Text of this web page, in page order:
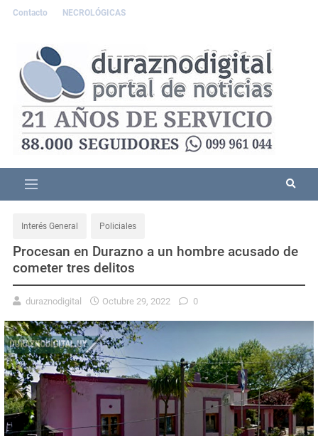
Contacto NECROLÓGICAS
Interés General Policiales
Procesan en Durazno a un hombre acusado de
cometer tres delitos
duraznodigital Octubre 29, 2022 0